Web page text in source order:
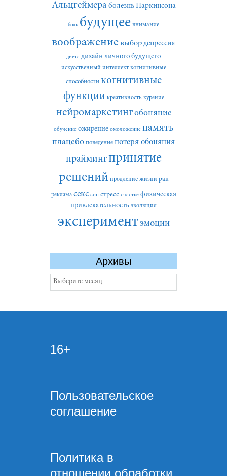
Альцгеймера болезнь Паркинсона
боль будущее внимание
воображение выбор депрессия
диета дизайн личного будущего
искусственный интеллект когнитивные
способности когнитивные
функции креативность курение
нейромаркетингобоняние
обучение ожирение омоложение память
плацебо поведение потеря обоняния
праймингпринятие
решений продление жизни рак
реклама секс сон стресс счастье физическая
привлекательность эволюция
экспериментэмоции
Архивы
Архивы
16+
Пользовательское
соглашение
Политика в